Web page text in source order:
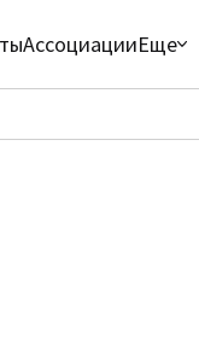
АссоциацииЕще